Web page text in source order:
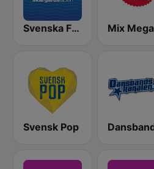
Svenska Favoriter
Svensk Pop